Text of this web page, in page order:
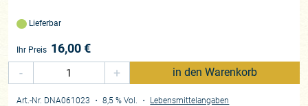
Lieferbar
Ihr Preis 16,00€
-
+ in den Warenkorb
Art.-Nr. DNA061023 ・ 8,5 % Vol. ・ Lebensmittelangaben